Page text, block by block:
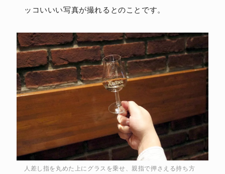
ッコいいい写真が撮れるとのことです。
人差し指を丸めた上にグラスを乗せ、親指で押さえる持ち方